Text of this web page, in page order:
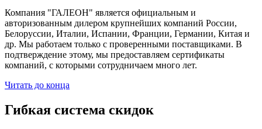
Компания "ГАЛЕОН" является официальным и
авторизованным дилером крупнейших компаний России,
Белоруссии, Италии, Испании, Франции, Германии, Китая и
др. Мы работаем только с проверенными поставщиками. В
подтверждение этому, мы предоставляем сертификаты
компаний, с которыми сотрудничаем много лет.
Читать до конца
Гибкая система скидок